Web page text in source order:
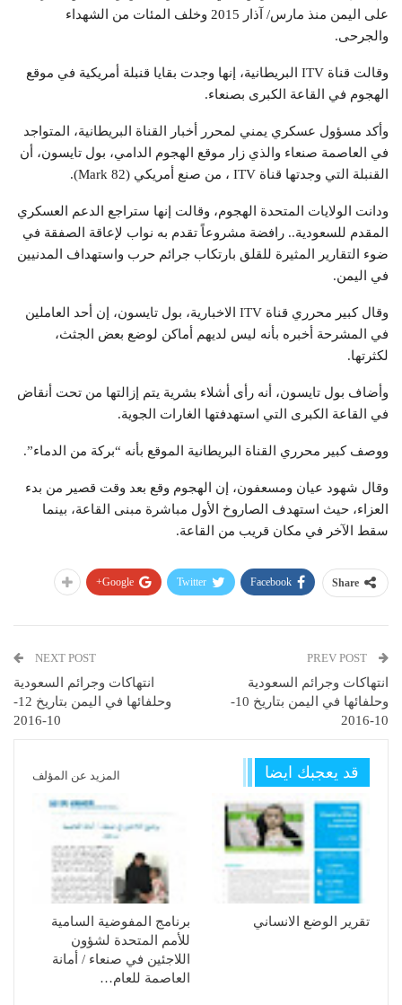
على اليمن منذ مارس/ آذار 2015 وخلف المئات من الشهداء
والجرحى.
وقالت قناة ITV البريطانية، إنها وجدت بقايا قنبلة أمريكية في موقع
الهجوم في القاعة الكبرى بصنعاء.
وأكد مسؤول عسكري يمني لمحرر أخبار القناة البريطانية، المتواجد
في العاصمة صنعاء والذي زار موقع الهجوم الدامي، بول تايسون، أن
القنبلة التي وجدتها قناة ITV ، من صنع أمريكي (Mark 82).
ودانت الولايات المتحدة الهجوم، وقالت إنها ستراجع الدعم العسكري
المقدم للسعودية.. رافضة مشروعاً تقدم به نواب لإعاقة الصفقة في
ضوء التقارير المثيرة للقلق بارتكاب جرائم حرب واستهداف المدنيين
في اليمن.
وقال كبير محرري قناة ITV الاخبارية، بول تايسون، إن أحد العاملين
في المشرحة أخبره بأنه ليس لديهم أماكن لوضع بعض الجثث،
لكثرتها.
وأضاف بول تايسون، أنه رأى أشلاء بشرية يتم إزالتها من تحت أنقاض
في القاعة الكبرى التي استهدفتها الغارات الجوية.
ووصف كبير محرري القناة البريطانية الموقع بأنه “بركة من الدماء”.
وقال شهود عيان ومسعفون، إن الهجوم وقع بعد وقت قصير من بدء
العزاء، حيث استهدف الصاروخ الأول مباشرة مبنى القاعة، بينما
سقط الآخر في مكان قريب من القاعة.
Share
Facebook
Twitter
Google+
انتهاكات وجرائم السعودية
وحلفائها في اليمن بتاريخ 10-
10-2016
NEXT POST
انتهاكات وجرائم السعودية
وحلفائها في اليمن بتاريخ 12-
10-2016
قد يعجبك ايضا المزيد عن المؤلف
تقرير الوضع الانساني
برنامج المفوضية السامية
للأمم المتحدة لشؤون
اللاجئين في صنعاء / أمانة
العاصمة للعام…